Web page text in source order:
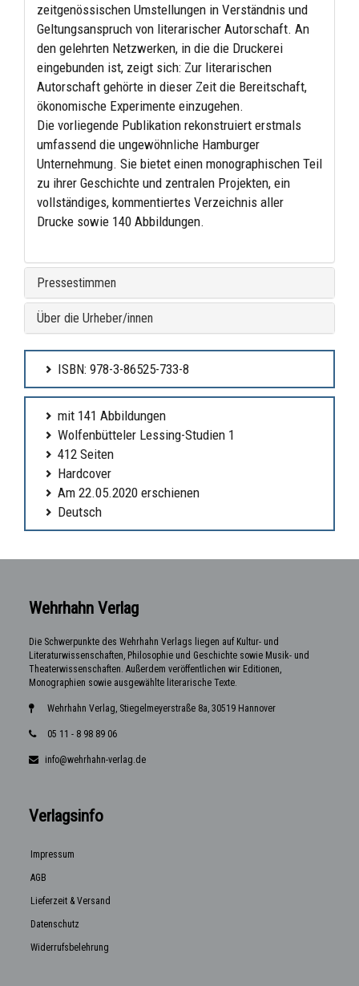
zeitgenössischen Umstellungen in Verständnis und
Geltungsanspruch von literarischer Autorschaft. An
den gelehrten Netzwerken, in die die Druckerei
eingebunden ist, zeigt sich: Zur literarischen
Autorschaft gehörte in dieser Zeit die Bereitschaft,
ökonomische Experimente einzugehen.
Die vorliegende Publikation rekonstruiert erstmals
umfassend die ungewöhnliche Hamburger
Unternehmung. Sie bietet einen monographischen Teil
zu ihrer Geschichte und zentralen Projekten, ein
vollständiges, kommentiertes Verzeichnis aller
Drucke sowie 140 Abbildungen.
Pressestimmen
Über die Urheber/innen
ISBN: 978-3-86525-733-8
mit 141 Abbildungen
Wolfenbütteler Lessing-Studien 1
412 Seiten
Hardcover
Am 22.05.2020 erschienen
Deutsch
Wehrhahn Verlag
Die Schwerpunkte des Wehrhahn Verlags liegen auf Kultur- und
Literaturwissenschaften, Philosophie und Geschichte sowie Musik- und
Theaterwissenschaften. Außerdem veröffentlichen wir Editionen,
Monographien sowie ausgewählte literarische Texte.
Wehrhahn Verlag, Stiegelmeyerstraße 8a, 30519 Hannover
05 11 - 8 98 89 06
info@wehrhahn-verlag.de
Verlagsinfo
Impressum
AGB
Lieferzeit & Versand
Datenschutz
Widerrufsbelehrung